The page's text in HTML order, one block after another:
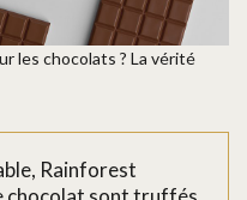
les chocolats ? La vérité
Rainforest